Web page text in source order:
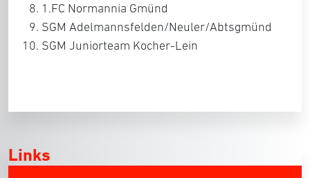
1.FC Normannia Gmünd
SGM Adelmannsfelden/Neuler/Abtsgmünd
SGM Juniorteam Kocher-Lein
Links